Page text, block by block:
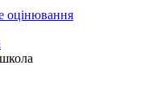
оцінювання